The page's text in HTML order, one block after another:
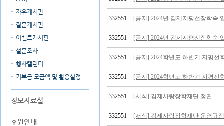
자유게시판
질문게시판
이벤트게시판
설문조사
행사캘린더
기부금 모금액 및 활용실정
정보자료실
후원안내
332551 [공지] 2024년 김제지평선장학숙
332551 [공지] 2024년 김제지평선장학숙
332551 [공지] 2024학년도 하반기 지평선
332551 [공지] 2024학년도 하반기 지평선
332551 [서식] 김제사랑장학재단 정관
332551 [서식] 김제사랑장학재단 운영규정